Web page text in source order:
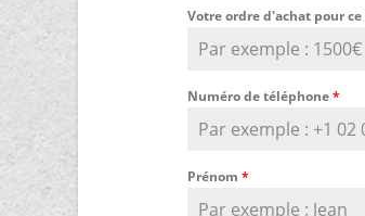
Votre ordre d'achat pour ce
Numéro de téléphone*
Prénom *